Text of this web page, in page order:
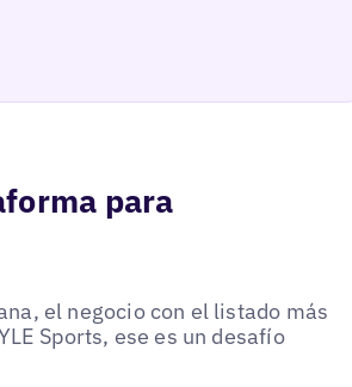
para
el negocio con el listado más
Sports, ese es un desafío